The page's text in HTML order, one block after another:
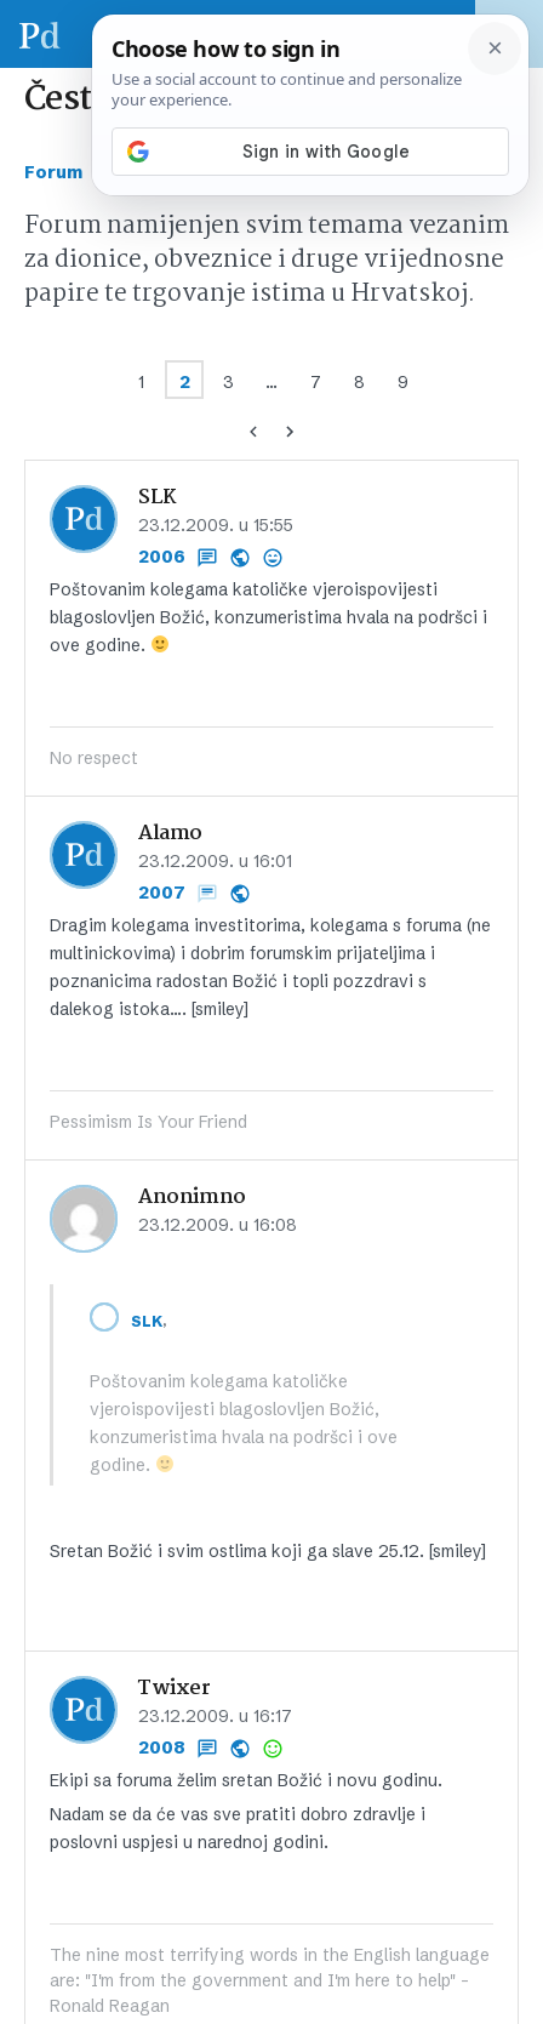
Čestitke
Forum Tržište kapitala Hrvatska › Čestitke
Forum namijenjen svim temama vezanim
za dionice, obveznice i druge vrijednosne
papire te trgovanje istima u Hrvatskoj.
1 2 3 … 7 8 9
SLK
23.12.2009. u 15:55
2006
Poštovanim kolegama katoličke vjeroispovijesti
blagoslovljen Božić, konzumeristima hvala na podršci i
ove godine.
No respect
Alamo
23.12.2009. u 16:01
2007
Dragim kolegama investitorima, kolegama s foruma (ne
multinickovima) i dobrim forumskim prijateljima i
poznanicima radostan Božić i topli pozzdravi s
dalekog istoka…. [smiley]
Pessimism Is Your Friend
Anonimno
23.12.2009. u 16:08
SLK,
Poštovanim kolegama katoličke
vjeroispovijesti blagoslovljen Božić,
konzumeristima hvala na podršci i ove
godine.
Sretan Božić i svim ostlima koji ga slave 25.12. [smiley]
Twixer
23.12.2009. u 16:17
2008
Ekipi sa foruma želim sretan Božić i novu godinu.
Nadam se da će vas sve pratiti dobro zdravlje i
poslovni uspjesi u narednoj godini.
The nine most terrifying words in the English language
are: "I'm from the government and I'm here to help" -
Ronald Reagan